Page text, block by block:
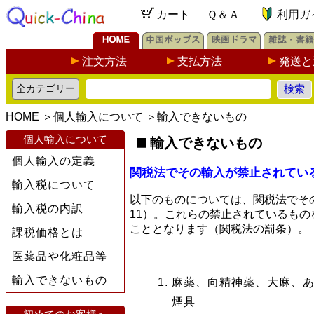
カート Ｑ＆Ａ 利用ガ
注文方法 支払方法 発送
HOME ＞ 個人輸入について ＞ 輸入できないもの
個人輸入について
個人輸入の定義
輸入税について
輸入税の内訳
課税価格とは
医薬品や化粧品等
輸入できないもの
輸入できないもの
関税法でその輸入が禁止されてい
以下のものについては、関税法で
11）。これらの禁止されているも
こととなります（関税法の罰条）。
麻薬、向精神薬、大麻、
煙具